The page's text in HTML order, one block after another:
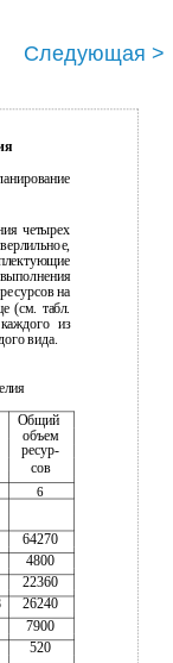
Следующая >
четырех
на
(см. табл.
из
вида.
Общий
объем
ресур-
сов
6
64270
4800
22360
26240
7900
520